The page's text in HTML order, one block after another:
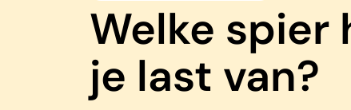
Welke spier
je last van?